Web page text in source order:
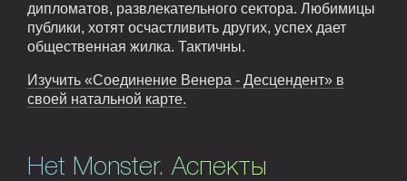
дипломатов, развлекательного сектора. Любимицы
публики, хотят осчастливить других, успех дает
общественная жилка. Тактичны.
Изучить «Соединение Венера - Десцендент» в
своей натальной карте.
Het Monster. Аспекты